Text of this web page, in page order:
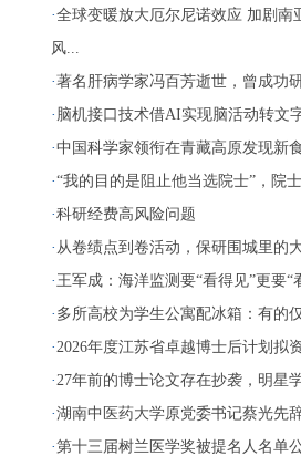
·全球变暖放大厄尔尼诺效应 加剧南
风...
·著名肝病学家冯百芳逝世，曾成功
· 脑机接口技术借AI实现脑活动转文
·中国科学家领衔在青藏高原发现新
·“我的目的是阻止他当选院士”，院
·科研经费高风险问题
· 从卷绩点到卷活动，保研围城里的
· 王军成：海洋监测要“看得见”更要“
· 多所高校为学生公寓配冰箱：有的
·2026年度江苏省卓越博士后计划拟
·27年前的博士论文存在抄袭，明星
·湖南中医药大学原党委书记蔡光先
·第十三届树兰医学奖被提名人名单